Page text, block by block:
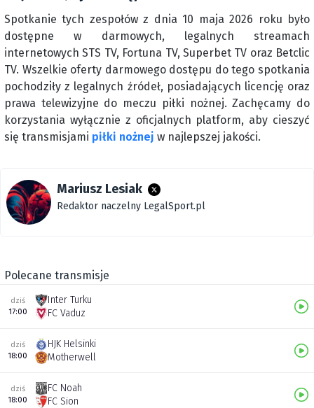
Spotkanie tych zespołów z dnia 10 maja 2026 roku było
dostępne w darmowych, legalnych streamach
internetowych STS TV, Fortuna TV, Superbet TV oraz Betclic
TV. Wszelkie oferty darmowego dostępu do tego spotkania
pochodziły z legalnych źródeł, posiadających licencję oraz
prawa telewizyjne do meczu piłki nożnej. Zachęcamy do
korzystania wyłącznie z oficjalnych platform, aby cieszyć
się transmisjami piłki nożnej w najlepszej jakości.
Mariusz Lesiak
Redaktor naczelny LegalSport.pl
Polecane transmisje
dziś
17:00
Inter Turku
FC Vaduz
dziś
18:00
HJK Helsinki
Motherwell
dziś
18:00
FC Noah
FC Sion